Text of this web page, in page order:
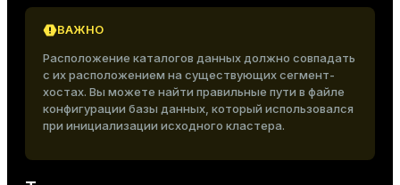
ВАЖНО
Расположение каталогов данных должно совпадать
с их расположением на существующих сегмент-
хостах. Вы можете найти правильные пути в файле
конфигурации базы данных, который использовался
при инициализации исходного кластера.